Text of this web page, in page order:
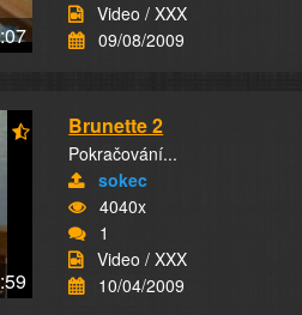
Video / XXX
09/08/2009
Brunette 2
Pokračování...
sokec
4040x
1
Video / XXX
10/04/2009